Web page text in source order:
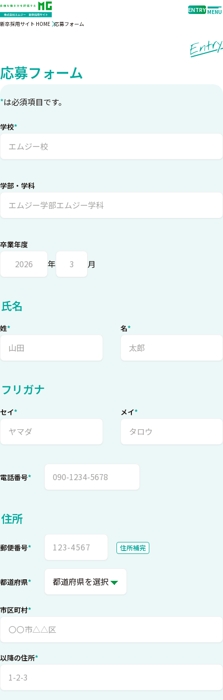
ENTRY MENU
新卒採用サイト HOME 応募フォーム
応募フォーム
*は必須項目です。
学校*
学部・学科
卒業年度
年 月
氏名
姓* 名*
フリガナ
セイ* メイ*
電話番号*
住所
郵便番号* 住所補完
都道府県*
市区町村*
以降の住所*